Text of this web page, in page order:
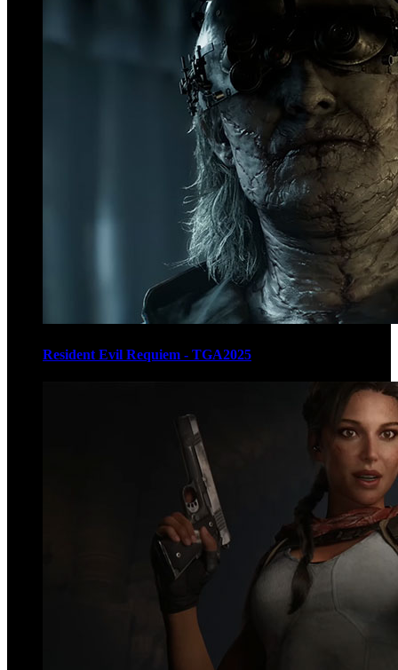
Resident Evil Requiem - TGA2025